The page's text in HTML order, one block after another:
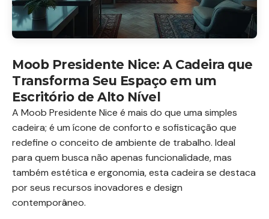
Moob Presidente Nice: A Cadeira que
Transforma Seu Espaço em um
Escritório de Alto Nível
A Moob Presidente Nice é mais do que uma simples
cadeira; é um ícone de conforto e sofisticação que
redefine o conceito de ambiente de trabalho. Ideal
para quem busca não apenas funcionalidade, mas
também estética e ergonomia, esta cadeira se destaca
por seus recursos inovadores e design
contemporâneo.